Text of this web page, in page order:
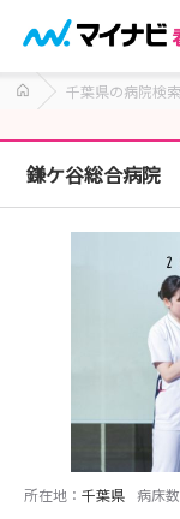
千葉県の病院検索
鎌ケ谷総合病院
所在地： 千葉県 病床数